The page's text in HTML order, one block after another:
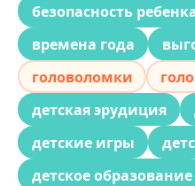
безопасность
времена года
головоломки
детская эрудиция
детские игры
детское образование